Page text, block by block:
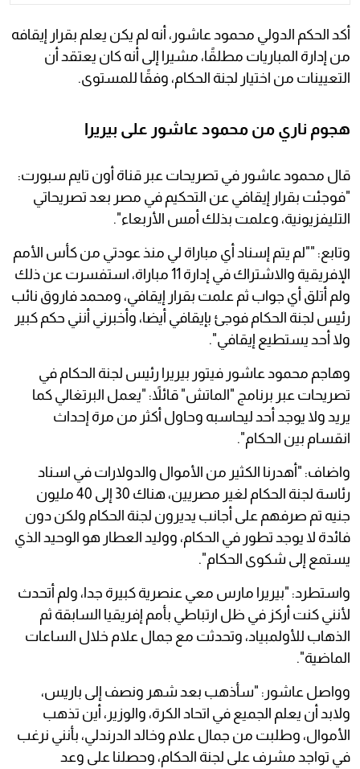
أكد الحكم الدولي محمود عاشور، أنه لم يكن يعلم بقرار إيقافه
من إدارة المباريات مطلقًا، مشيرا إلى أنه كان يعتقد أن
التعيينات من اختيار لجنة الحكام، وفقًا للمستوى.
هجوم ناري من محمود عاشور على بيريرا
قال محمود عاشور في تصريحات عبر قناة أون تايم سبورت:
"فوجئت بقرار إيقافي عن التحكيم في مصر بعد تصريحاتي
التليفزيونية، وعلمت بذلك أمس الأربعاء".
وتابع: ""لم يتم إسناد أي مباراة لي منذ عودتي من كأس الأمم
الإفريقية والاشتراك في إدارة 11 مباراة، استفسرت عن ذلك
ولم أتلق أي جواب ثم علمت بقرار إيقافي، ومحمد فاروق نائب
رئيس لجنة الحكام فوجئ بإيقافي أيضا، وأخبرني أنني حكم كبير
ولا أحد يستطيع إيقافي".
وهاجم محمود عاشور فيتور بيريرا رئيس لجنة الحكام في
تصريحات عبر برنامج "الماتش" قائلاً: "يعمل البرتغالي كما
يريد ولا يوجد أحد ليحاسبه وحاول أكثر من مرة إحداث
انقسام بين الحكام".
واضاف: "أهدرنا الكثير من الأموال والدولارات في اسناد
رئاسة لجنة الحكام لغير مصريين، هناك 30 إلى 40 مليون
جنيه تم صرفهم على أجانب يديرون لجنة الحكام ولكن دون
فائدة لا يوجد تطور في الحكام، ووليد العطار هو الوحيد الذي
يستمع إلى شكوى الحكام".
واستطرد: "بيريرا مارس معي عنصرية كبيرة جدا، ولم أتحدث
لأنني كنت أركز في ظل ارتباطي بأمم إفريقيا السابقة ثم
الذهاب للأولمبياد، وتحدثت مع جمال علام خلال الساعات
الماضية".
وواصل عاشور: "سأذهب بعد شهر ونصف إلى باريس،
ولابد أن يعلم الجميع في اتحاد الكرة، والوزير، أين تذهب
الأموال، وطلبت من جمال علام وخالد الدرندلي، بأنني نرغب
في تواجد مشرف على لجنة الحكام، وحصلنا على وعد